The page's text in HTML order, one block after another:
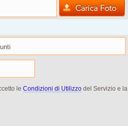
le Condizioni di Utilizzodel Servizio e la